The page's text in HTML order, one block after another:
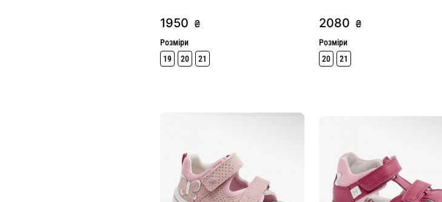
1950 ₴
Розміри
19
20 21
2080 ₴
Розміри
20
21